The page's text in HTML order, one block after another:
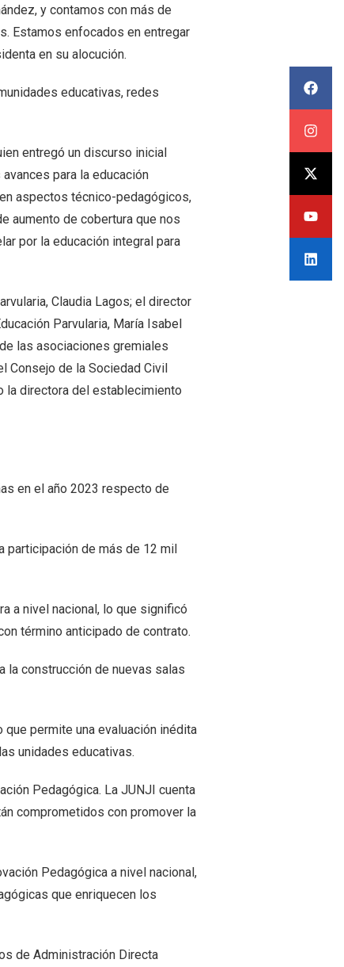
y contamos con más de
Estamos enfocados en entregar
en su alocución.
educativas, redes
entregó un discurso inicial
para la educación
aspectos técnico-pedagógicos,
aumento de cobertura que nos
por la educación integral para
Claudia Lagos; el director
Parvularia, María Isabel
las asociaciones gremiales
Consejo de la Sociedad Civil
la directora del establecimiento
en el año 2023 respecto de
participación de más de 12 mil
a nivel nacional, lo que significó
término anticipado de contrato.
la construcción de nuevas salas
permite una evaluación inédita
unidades educativas.
Pedagógica. La JUNJI cuenta
comprometidos con promover la
Pedagógica a nivel nacional,
que enriquecen los
de Administración Directa